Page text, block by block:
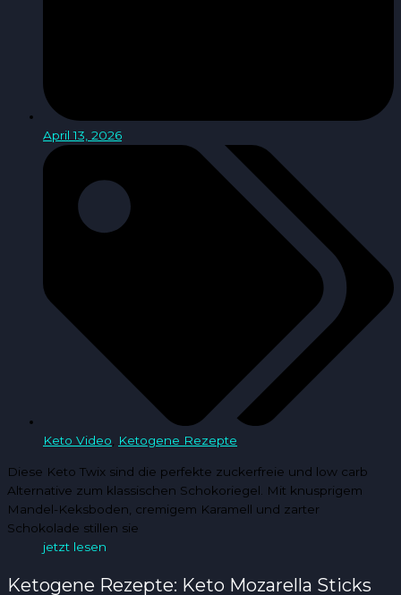
April 13, 2026
Keto Video Ketogene Rezepte
Diese Keto Twix sind die perfekte zuckerfreie und low carb
Alternative zum klassischen Schokoriegel. Mit knusprigem
Mandel-Keksboden, cremigem Karamell und zarter
Schokolade stillen sie
jetzt lesen
Ketogene Rezepte: Keto Mozarella Sticks